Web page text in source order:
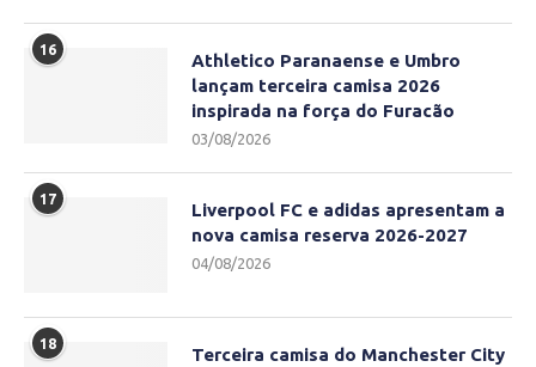
16
Athletico Paranaense e Umbro
lançam terceira camisa 2026
inspirada na força do Furacão
03/08/2026
17
Liverpool FC e adidas apresentam a
nova camisa reserva 2026-2027
04/08/2026
18
Terceira camisa do Manchester City